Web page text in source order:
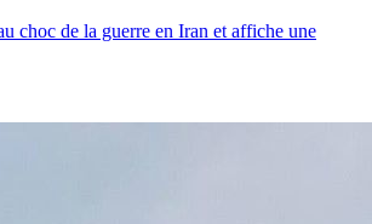
choc de la guerre en Iran et affiche une